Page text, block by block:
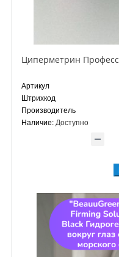
Артикул
Штрихкод
Производитель
Наличие: Доступно